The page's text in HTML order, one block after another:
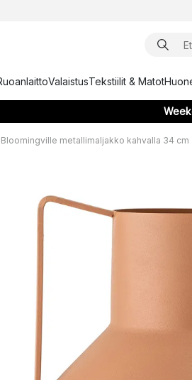
ValaistusTekstiilit & Matot
Bloomingville metallimaljakko kahvalla 34 cm